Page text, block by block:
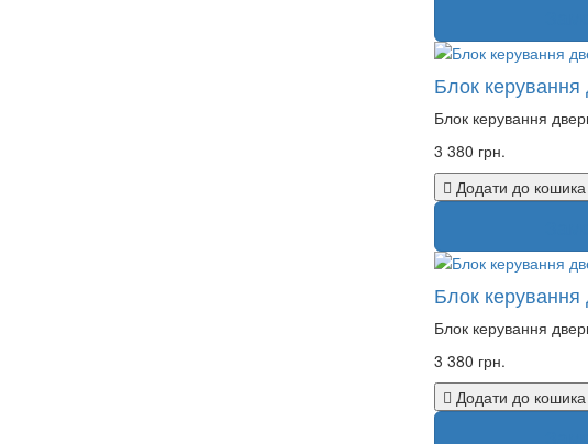
Блок
Блок керування
3 380 грн.
Додати до кошика
Блок
Блок керування
3 380 грн.
Додати до кошика